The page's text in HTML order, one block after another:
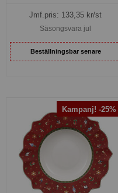
Jmf.pris: 133,35 kr/st
Säsongsvara jul
Beställningsbar senare
Kampanj! -25%